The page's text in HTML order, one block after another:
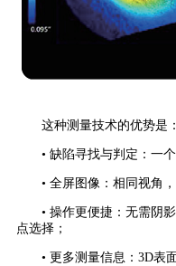
这种测量技术的优势是：
• 缺陷寻找与判定：一
• 全屏图像：相同视角
• 操作更便捷：无需阴
点选择；
• 更多测量信息：3D表